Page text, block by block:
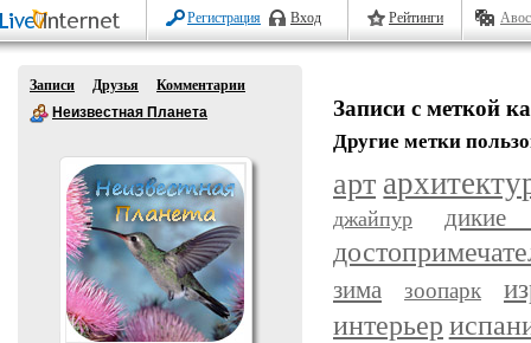
Регистрация Вход Рейтинги
Записи Друзья
Комментарии
Неизвестная Планета
Записи с меткой
Другие метки
арт
джайпур дикие
зима зоопарк
интерьер